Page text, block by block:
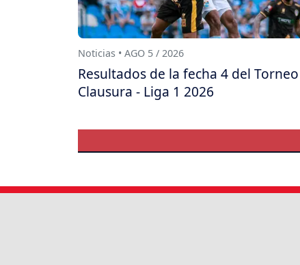
Noticias • AGO 5 / 2026
Resultados de la fecha 4 del Torneo
Clausura - Liga 1 2026